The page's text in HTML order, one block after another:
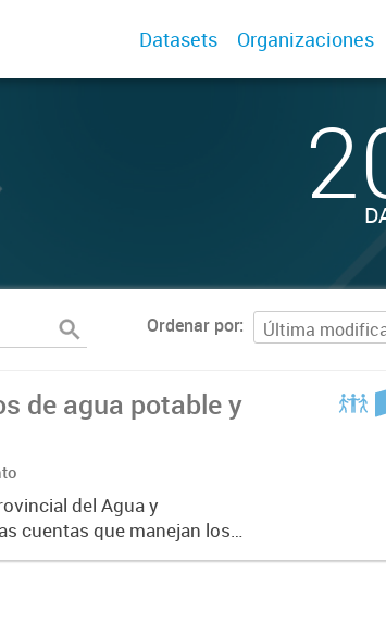
Datasets Organizaciones
Ordenar por
de agua potable y
del Agua y
cuentas que manejan los
cargo la prestación de los